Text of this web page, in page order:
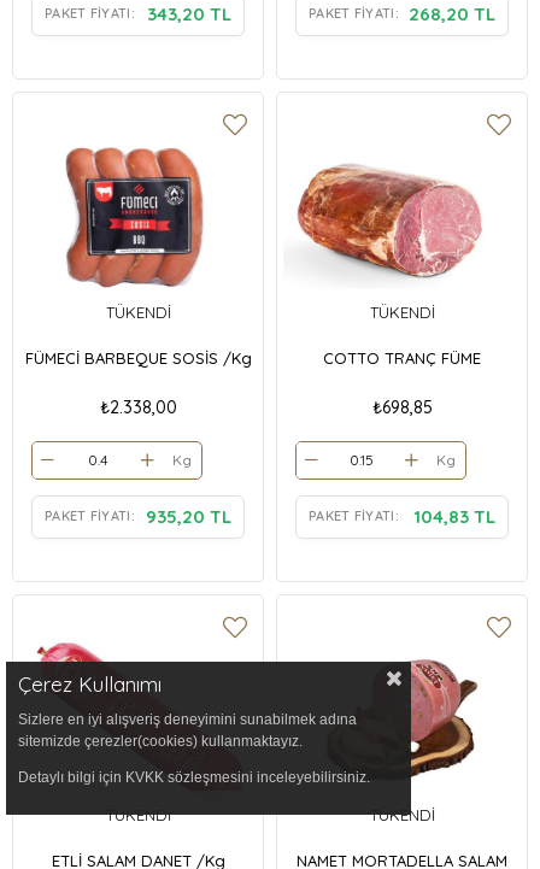
PAKET FIYATI: 343,20 TL PAKET FIYATI: 268,20 TL
TÜKENDI
FÜMECİ BARBEQUE SOSİS /Kg
₺2.338,00
Kg
PAKET FIYATI: 935,20 TL
TÜKENDI
COTTO TRANÇ FÜME
₺698,85
Kg
PAKET FIYATI: 104,83 TL
TÜKENDI
ETLİ SALAM DANET /Kg
TÜKENDI
NAMET MORTADELLA SALAM
Çerez Kullanımı
Sizlere en iyi alışveriş deneyimini sunabilmek adına
sitemizde çerezler(cookies) kullanmaktayız.
Detaylı bilgi için KVKK sözleşmesini inceleyebilirsiniz.